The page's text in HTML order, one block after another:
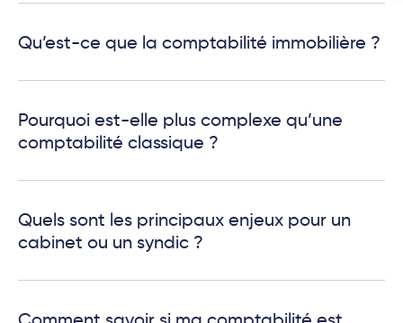
Qu’est-ce que la comptabilité immobilière ?
Pourquoi est-elle plus complexe qu’une
comptabilité classique ?
Quels sont les principaux enjeux pour un
cabinet ou un syndic ?